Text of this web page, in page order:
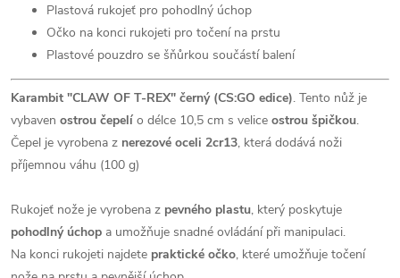
Plastová rukojeť pro pohodlný úchop
Očko na konci rukojeti pro točení na prstu
Plastové pouzdro se šňůrkou součástí balení
Karambit "CLAW OF T-REX" černý (CS:GO edice). Tento nůž je
vybaven ostrou čepelí o délce 10,5 cm s velice ostrou špičkou.
Čepel je vyrobena z nerezové oceli 2cr13, která dodává noži
příjemnou váhu (100 g)
Rukojeť nože je vyrobena z pevného plastu, který poskytuje
pohodlný úchop a umožňuje snadné ovládání při manipulaci.
Na konci rukojeti najdete praktické očko, které umožňuje točení